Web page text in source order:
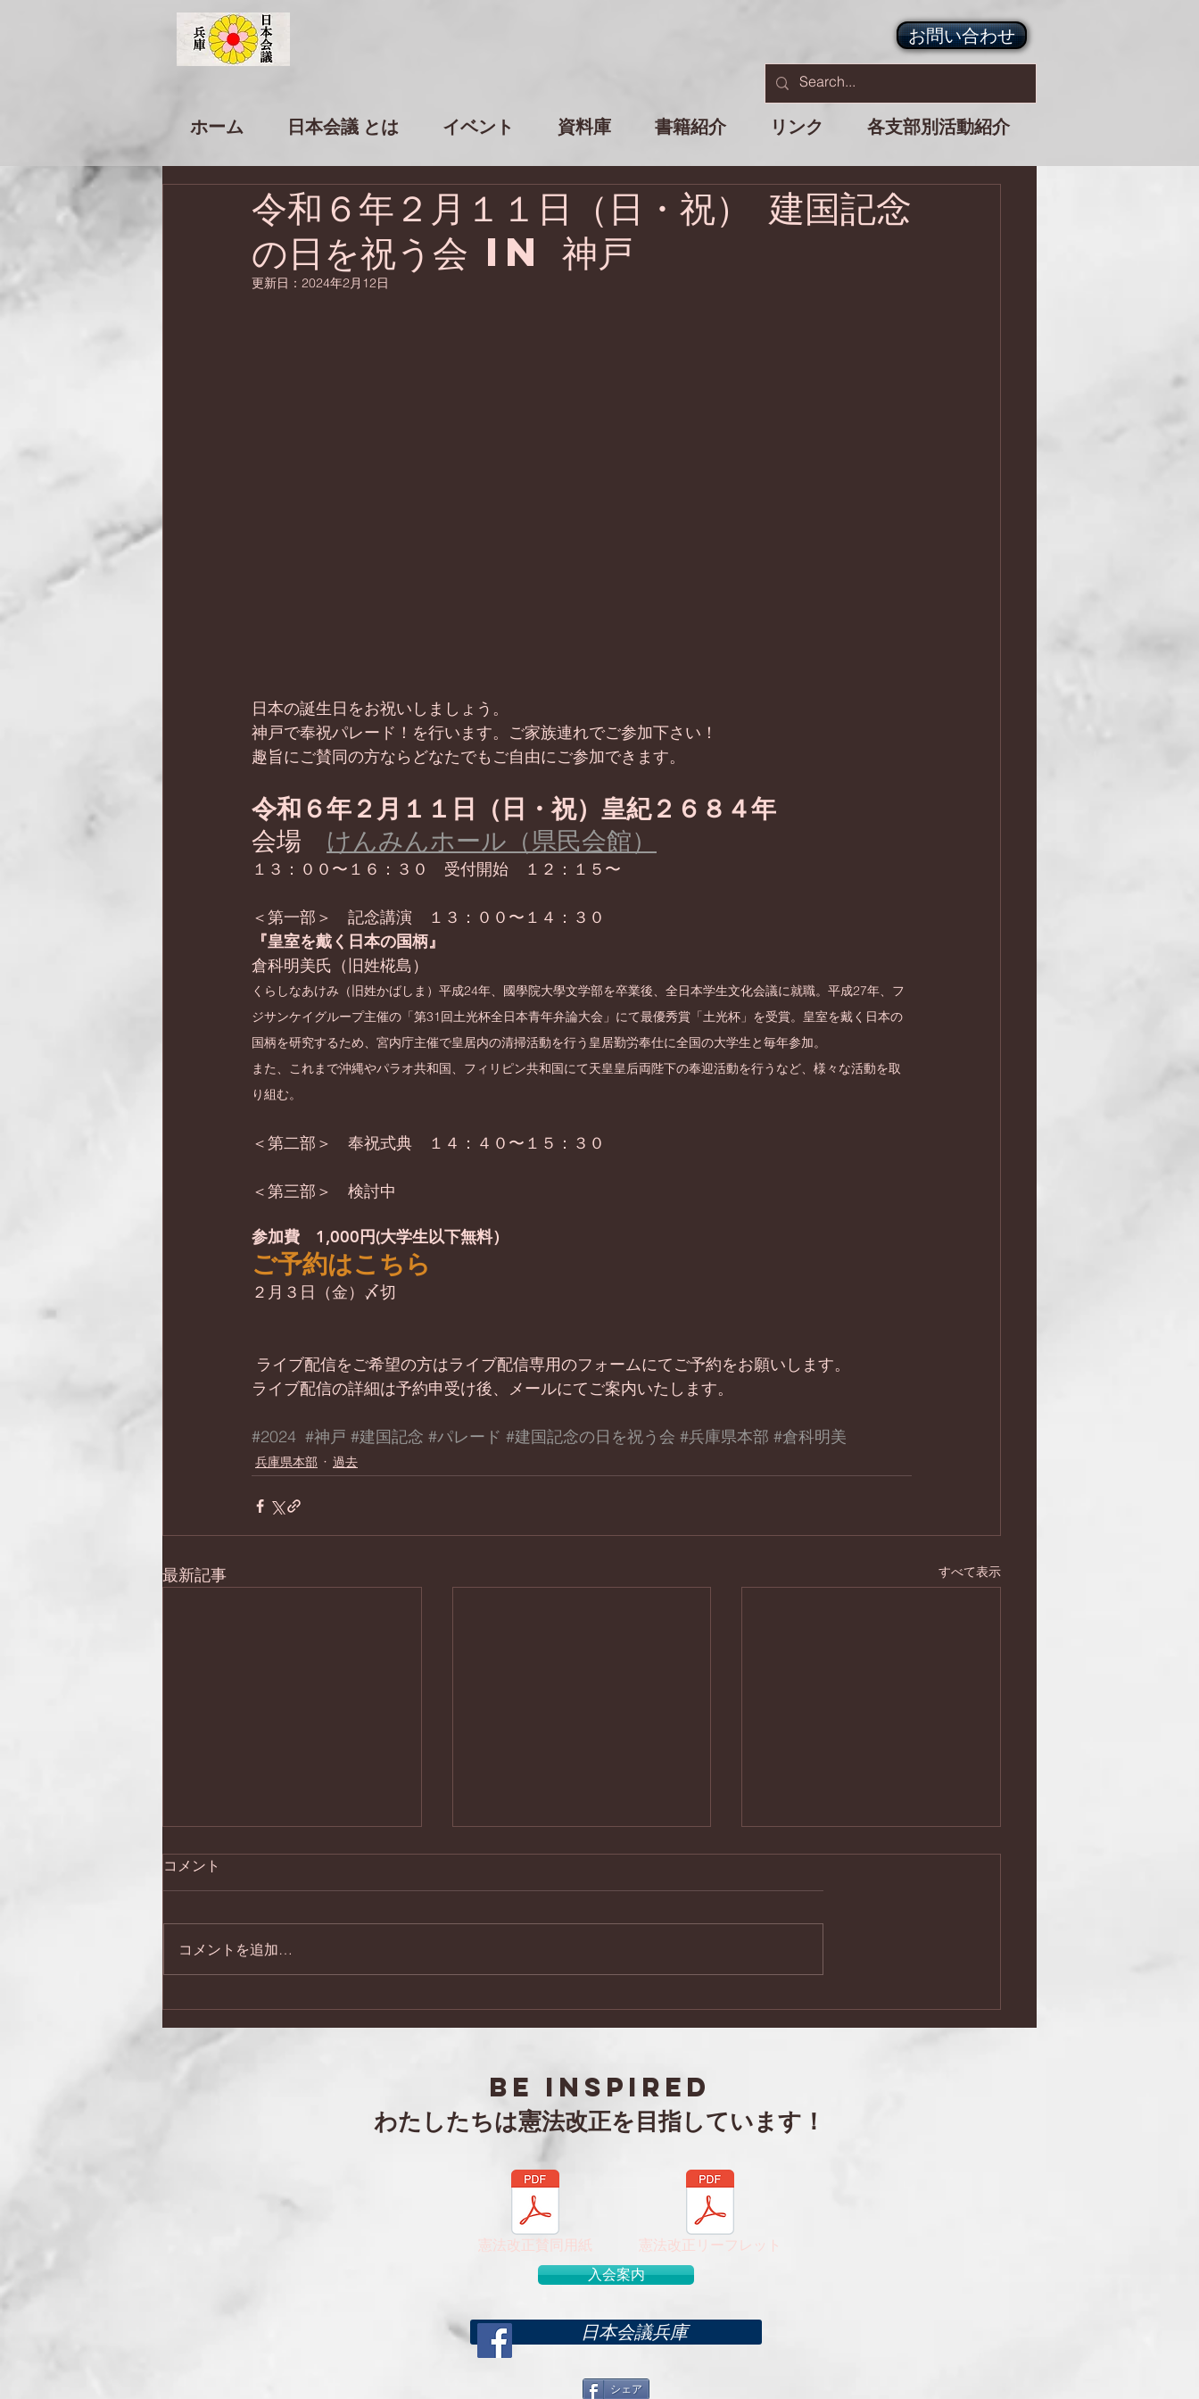
ホーム 日本会議 とは イベント 資料庫 書籍紹介 リンク 各支部別活動紹介
お問い合わせ
令和６年２月１１日（日・祝） 建国記念
の日を祝う会 in 神戸
更新日： 2024年2月12日
日本の誕生日をお祝いしましょう。
神戸で奉祝パレード！を行います。ご家族連れでご参加下さい！
趣旨にご賛同の方ならどなたでもご自由にご参加できます。
令和６年２月１１日（日・祝）皇紀２６８４年
会場 けんみんホール（県民会館）
１３：００〜１６：３０　受付開始　１２：１５〜
＜第一部＞　記念講演　１３：００〜１４：３０
『皇室を戴く日本の国柄』
倉科明美氏（旧姓椛島）
くらしなあけみ（旧姓かばしま）平成24年、國學院大學文学部を卒業後、全日本学生文化会議に就職。平成27年、フ
ジサンケイグループ主催の「第31回土光杯全日本青年弁論大会」にて最優秀賞「土光杯」を受賞。皇室を戴く日本の
国柄を研究するため、宮内庁主催で皇居内の清掃活動を行う皇居勤労奉仕に全国の大学生と毎年参加。
また、これまで沖縄やパラオ共和国、フィリピン共和国にて天皇皇后両陛下の奉迎活動を行うなど、様々な活動を取
り組む。
＜第二部＞　奉祝式典　１４：４０〜１５：３０
＜第三部＞　検討中
参加費　1,000円(大学生以下無料）
ご予約はこちら
２月３日（金）〆切
ライブ配信をご希望の方はライブ配信専用のフォームにてご予約をお願いします。
ライブ配信の詳細は予約申受け後、メールにてご案内いたします。
#2024 #神戸 #建国記念 #パレード #建国記念の日を祝う会 #兵庫県本部 #倉科明美
兵庫県本部 過去
最新記事 すべて表示
日本会議兵庫 第２７回総
会・記念講演会
日本会議兵庫 阪神北支部 令
和８年度年次総会・特別講演
「セミナーと語らいの夕べ」
第２０回
コメント
コメントを追加…
BE inspired
​わたしたちは憲法改正を目指しています！
憲法改正賛同用紙 憲法改正リーフレット
入会案内
日本会議兵庫
シェア